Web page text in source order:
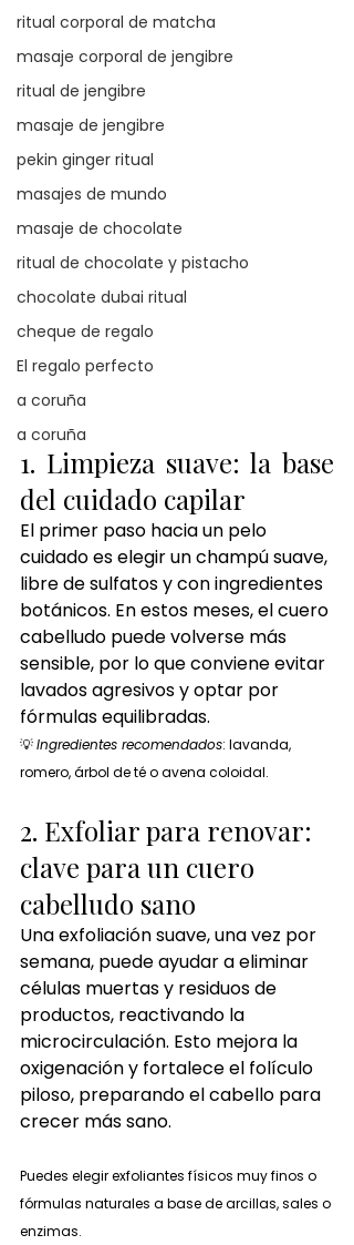
ritual corporal de matcha
masaje corporal de jengibre
ritual de jengibre
masaje de jengibre
pekin ginger ritual
masajes de mundo
masaje de chocolate
ritual de chocolate y pistacho
chocolate dubai ritual
cheque de regalo
El regalo perfecto
a coruña
a coruña
1. Limpieza suave: la base
del cuidado capilar
El primer paso hacia un pelo
cuidado es elegir un champú suave,
libre de sulfatos y con ingredientes
botánicos. En estos meses, el cuero
cabelludo puede volverse más
sensible, por lo que conviene evitar
lavados agresivos y optar por
fórmulas equilibradas.
💡 Ingredientes recomendados: lavanda,
romero, árbol de té o avena coloidal.
2. Exfoliar para renovar:
clave para un cuero
cabelludo sano
Una exfoliación suave, una vez por
semana, puede ayudar a eliminar
células muertas y residuos de
productos, reactivando la
microcirculación. Esto mejora la
oxigenación y fortalece el folículo
piloso, preparando el cabello para
crecer más sano.
Puedes elegir exfoliantes físicos muy finos o
fórmulas naturales a base de arcillas, sales o
enzimas.